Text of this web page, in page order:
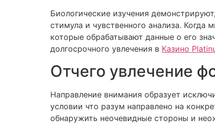
Биологические изучения
стимула и чувственного анализа.
которые обрабатывают данные о его
долгосрочного увлечения в Казино
Отчего увлечение
Направление внимания образует
условии что разум направлено на
обнаружить неочевидные стороны и